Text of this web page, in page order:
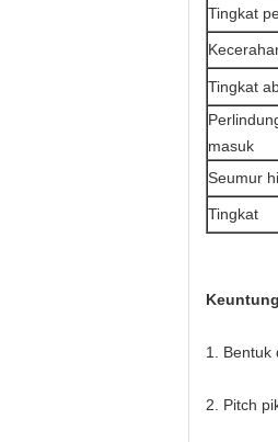
Tingkat
Tingkat
masuk
Seumur
Tingkat
1. Bentuk
2. Pitch